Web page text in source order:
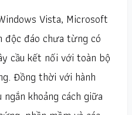
Vista, Microsoft
độc đáo chưa từng có
cầu kết nối với toàn bộ
Đồng thời với hành
khoảng cách giữa